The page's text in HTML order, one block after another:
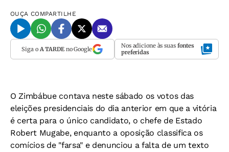
OUÇA COMPARTILHE
Siga o A TARDEno Google Nos adicione às suas fontes
preferidas
O Zimbábue contava neste sábado os votos das
eleições presidenciais do dia anterior em que a vitória
é certa para o único candidato, o chefe de Estado
Robert Mugabe, enquanto a oposição classifica os
comícios de "farsa" e denunciou a falta de um texto